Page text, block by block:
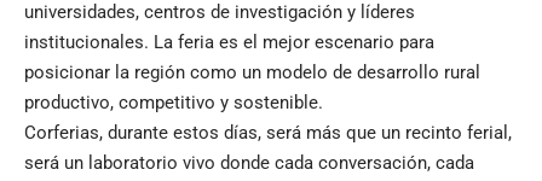
universidades, centros de investigación y líderes
institucionales. La feria es el mejor escenario para
posicionar la región como un modelo de desarrollo rural
productivo, competitivo y sostenible.
Corferias, durante estos días, será más que un recinto ferial,
será un laboratorio vivo donde cada conversación, cada